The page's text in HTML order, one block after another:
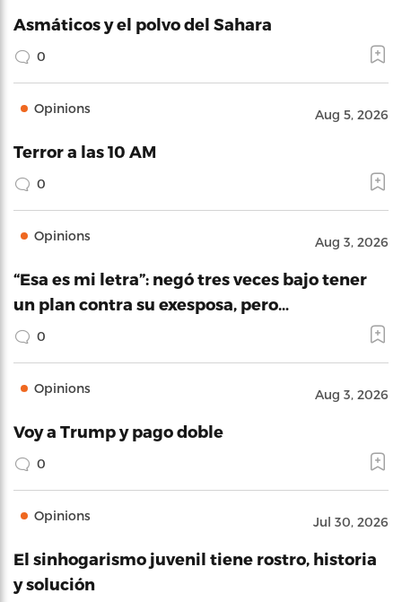
Asmáticos y el polvo del Sahara
0
Opinions Aug 5, 2026
Terror a las 10 AM
0
Opinions Aug 3, 2026
“Esa es mi letra”: negó tres veces bajo tener
un plan contra su exesposa, pero…
0
Opinions Aug 3, 2026
Voy a Trump y pago doble
0
Opinions Jul 30, 2026
El sinhogarismo juvenil tiene rostro, historia
y solución